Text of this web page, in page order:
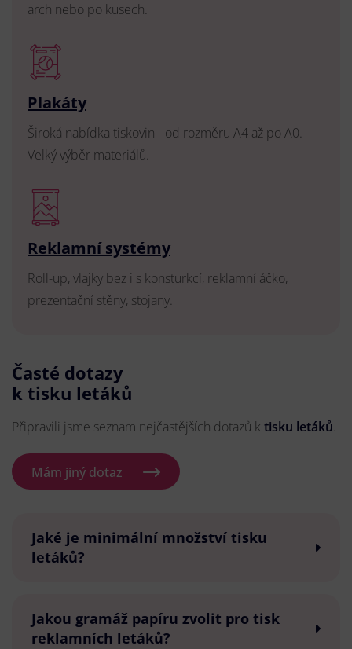
arch nebo po kusech.
Plakáty
Široká nabídka tiskovin - od rozměru A4 až po A0.
Velký výběr materiálů.
Reklamní systémy
Roll-up, vlajky bez i s konsturkcí, reklamní áčko,
prezentační stěny, stojany.
Časté dotazy
k tisku letáků
Připravili jsme seznam nejčastějších dotazů k tisku letáků.
Mám jiný dotaz
Jaké je minimální množství tisku
letáků?
Jakou gramáž papíru zvolit pro tisk
reklamních letáků?